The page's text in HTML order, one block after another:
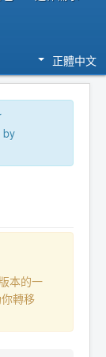
正體中文
by
本的一
你轉移